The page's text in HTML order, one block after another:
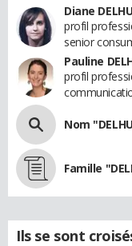
Diane
profil
senior
Pauline
profil
Nom
Famille
Ils se sont